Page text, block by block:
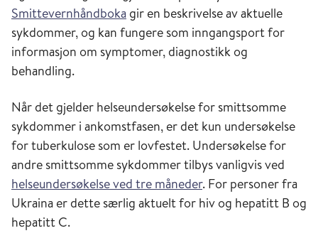
Smittevernhåndboka gir en beskrivelse av aktuelle
sykdommer, og kan fungere som inngangsport for
informasjon om symptomer, diagnostikk og
behandling.
Når det gjelder helseundersøkelse for smittsomme
sykdommer i ankomstfasen, er det kun undersøkelse
for tuberkulose som er lovfestet. Undersøkelse for
andre smittsomme sykdommer tilbys vanligvis ved
helseundersøkelse ved tre måneder. For personer fra
Ukraina er dette særlig aktuelt for hiv og hepatitt B og
hepatitt C.